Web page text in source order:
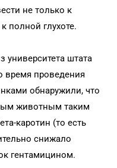
не только к
полной глухоте.
университета штата
время проведения
обнаружили, что
животным таким
каротин (то есть
снижало
гентамицином.